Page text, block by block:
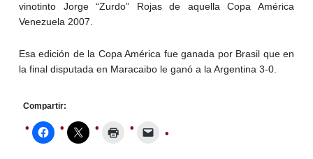
vinotinto Jorge “Zurdo” Rojas de aquella Copa América
Venezuela 2007.
Esa edición de la Copa América fue ganada por Brasil que en
la final disputada en Maracaibo le ganó a la Argentina 3-0.
Compartir: